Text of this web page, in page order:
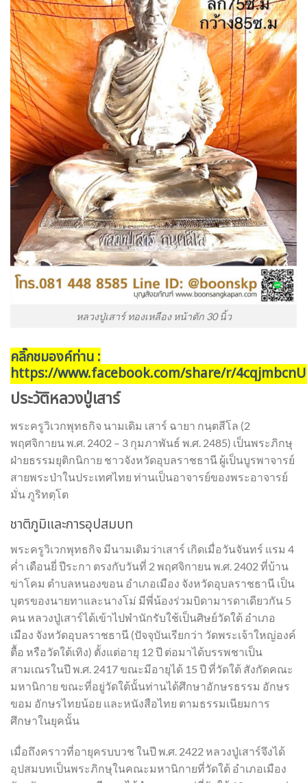
หลวงปู่เสาร์ ทองเหลือง หน้าตัก 30 นิ้ว
คลิ๊กชมองค์ท่าน :
https://www.facebook.com/share/r/
ประวัติหลวงปู่เสาร์
พระครูวิเวกพุทธกิจ นามเดิม เสาร์ ฉายา กนฺตสีโล (2
พฤศจิกายน พ.ศ. 2402 – 3 กุมภาพันธ์ พ.ศ. 2485) เป็นพระภิกษุ
ฝ่ายธรรมยุติกนิกาย ชาวจังหวัดอุบลราชธานี ผู้เป็นบูรพาจารย์
สายพระป่าในประเทศไทย ท่านเป็นอาจารย์ของพระอาจารย์
มั่น ภูริทตฺโต
ชาติภูมิและการอุปสมบท
พระครูวิเวกพุทธกิจ มีนามเดิมว่าเสาร์ เกิดเมื่อวันจันทร์ แรม 4
ค่ำ เดือนยี่ ปีระกา ตรงกับวันที่ 2 พฤศจิกายน พ.ศ. 2402 ที่บ้าน
ข่าโคม ตำบลหนองขอน อำเภอเมือง จังหวัดอุบลราชธานี เป็น
บุตรของนายทาและนางโม่ มีพี่น้องร่วมบิดามารดาเดียวกัน 5
คน หลวงปู่เสาร์ได้เข้าไปพำนักรับใช้เป็นศิษย์วัดใต้ อำเภอ
เมือง จังหวัดอุบลราชธานี (ปัจจุบันเรียกว่า วัดพระเจ้าใหญ่องค์
ตื้อ หรือวัดใต้เทิง) ตั้งแต่อายุ 12 ปี ต่อมาได้บรรพชาเป็น
สามเณรในปี พ.ศ. 2417 ขณะมีอายุได้ 15 ปี ที่วัดใต้ สังกัดคณะ
มหานิกาย ขณะที่อยู่วัดใต้นั้นท่านได้ศึกษาอักษรธรรม อักษร
ขอม อักษรไทยน้อย และหนังสือไทย ตามธรรมเนียมการ
ศึกษาในยุคนั้น
เมื่อถึงคราวที่อายุครบบวช ในปี พ.ศ. 2422 หลวงปู่เสาร์จึงได้
อุปสมบทเป็นพระภิกษุในคณะมหานิกายที่วัดใต้ อำเภอเมือง